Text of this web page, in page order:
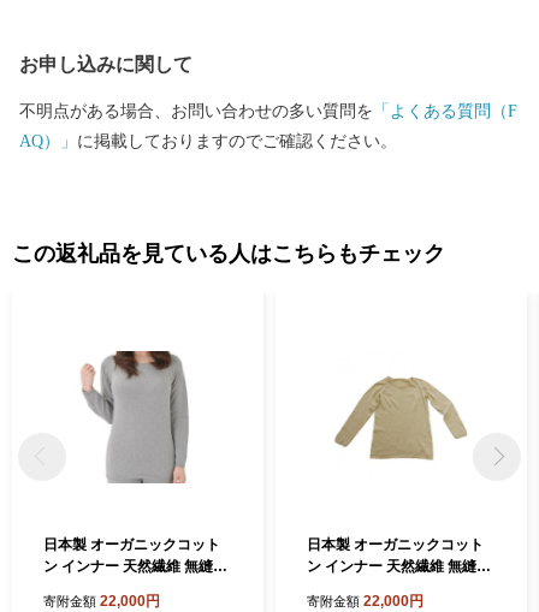
市 ワンストップ特例申請窓口 SNP 行
お申し込みに関して
不明点がある場合、お問い合わせの多い質問を 「よくある質問（F
AQ）」 に掲載しておりますのでご確認ください。
この返礼品を見ている人はこちらもチェック
日本製 オーガニックコット
ン インナー 天然繊維 無縫製
寄附金額 22,000円
日本製 オーガニックコット
ン インナー 天然繊維 無縫製
寄附金額 22,000円